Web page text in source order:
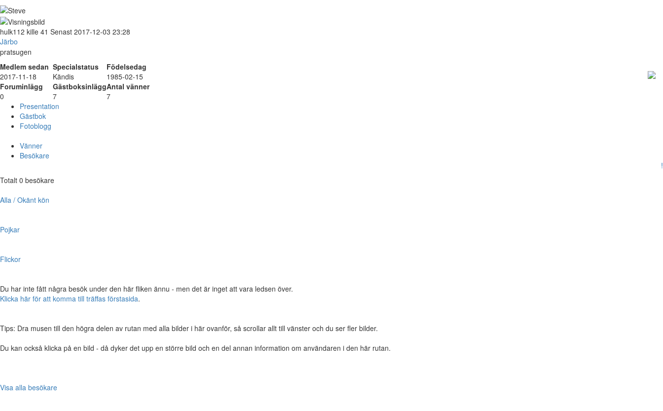
hulk112 kille 41 Senast 2017-12-03 23:28
Järbo
pratsugen
Medlem sedan Specialstatus
Födelsedag
2017-11-18
Kändis
1985-02-15
Foruminlägg
GästboksinläggAntal vänner
0
7
7
Presentation
Gästbok
Fotoblogg
Vänner
Besökare
!
Totalt 0 besökare
Alla / Okänt kön
Pojkar
Flickor
Du har inte fått några besök under den här fliken ännu - men det är inget att vara ledsen över.
Klicka här för att komma till träffas förstasida.
Tips: Dra musen till den högra delen av rutan med alla bilder i här ovanför, så scrollar allt till vänster och du ser fler bilder.
Du kan också klicka på en bild - då dyker det upp en större bild och en del annan information om användaren i den här rutan.
Visa alla besökare